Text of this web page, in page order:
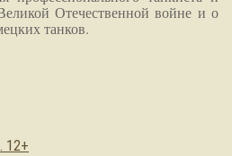
Отечественной войне и о
танков.
12+